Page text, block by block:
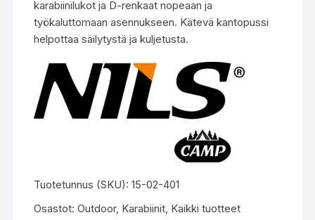
karabiinilukot ja D-renkaat nopeaan ja
työkaluttomaan asennukseen. Kätevä kantopussi
helpottaa säilytystä ja kuljetusta.
Tuotetunnus (SKU):15-02-401
Osastot:Outdoor, Karabiinit, Kaikki tuotteet